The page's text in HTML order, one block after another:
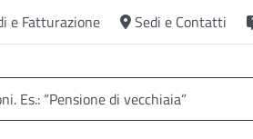
e Fatturazione Sedi e Contatti